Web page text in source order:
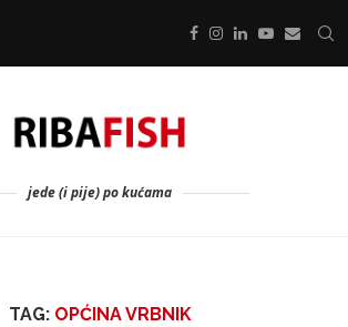
jede (i pije) po kućama
TAG: OPĆINA VRBNIK